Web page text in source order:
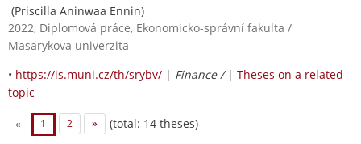
(Priscilla Aninwaa Ennin)
2022, Diplomová práce, Ekonomicko-správní fakulta /
Masarykova univerzita
• https://is.muni.cz/th/srybv/ | Finance / | Theses on a related
topic
« 1 2 » (total: 14 theses)